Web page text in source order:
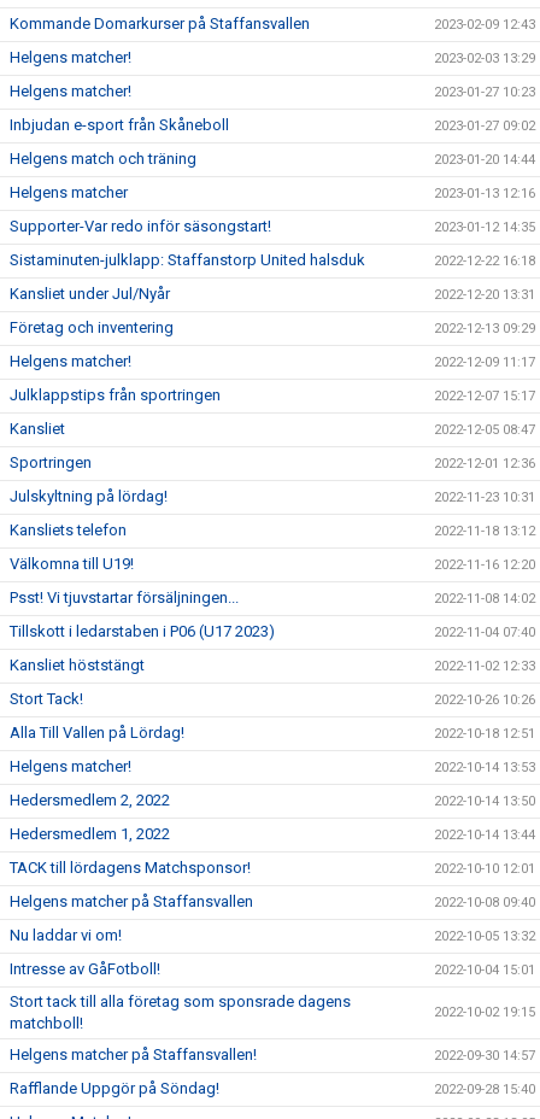
Kommande Domarkurser på Staffansvallen 2023-02-09 12:43
Helgens matcher! 2023-02-03 13:29
Helgens matcher! 2023-01-27 10:23
Inbjudan e-sport från Skåneboll 2023-01-27 09:02
Helgens match och träning 2023-01-20 14:44
Helgens matcher 2023-01-13 12:16
Supporter-Var redo inför säsongstart! 2023-01-12 14:35
Sistaminuten-julklapp: Staffanstorp United halsduk 2022-12-22 16:18
Kansliet under Jul/Nyår 2022-12-20 13:31
Företag och inventering 2022-12-13 09:29
Helgens matcher! 2022-12-09 11:17
Julklappstips från sportringen 2022-12-07 15:17
Kansliet 2022-12-05 08:47
Sportringen 2022-12-01 12:36
Julskyltning på lördag! 2022-11-23 10:31
Kansliets telefon 2022-11-18 13:12
Välkomna till U19! 2022-11-16 12:20
Psst! Vi tjuvstartar försäljningen... 2022-11-08 14:02
Tillskott i ledarstaben i P06 (U17 2023) 2022-11-04 07:40
Kansliet höststängt 2022-11-02 12:33
Stort Tack! 2022-10-26 10:26
Alla Till Vallen på Lördag! 2022-10-18 12:51
Helgens matcher! 2022-10-14 13:53
Hedersmedlem 2, 2022 2022-10-14 13:50
Hedersmedlem 1, 2022 2022-10-14 13:44
TACK till lördagens Matchsponsor! 2022-10-10 12:01
Helgens matcher på Staffansvallen 2022-10-08 09:40
Nu laddar vi om! 2022-10-05 13:32
Intresse av GåFotboll! 2022-10-04 15:01
Stort tack till alla företag som sponsrade dagens
matchboll!
2022-10-02 19:15
Helgens matcher på Staffansvallen! 2022-09-30 14:57
Rafflande Uppgör på Söndag! 2022-09-28 15:40